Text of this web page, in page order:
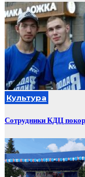
Культура
Сотрудники КДЦ